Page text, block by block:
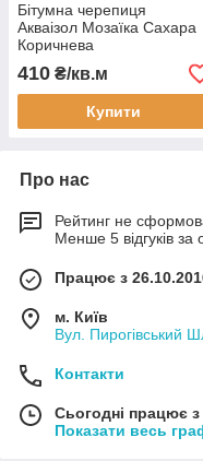
Бітумна черепиця
Акваізол Мозаїка Сахара
Коричнева
410 ₴/кв.м
Купити
Про нас
Рейтинг не
Менше 5 відгуків за
Працює з
м. Київ
Вул. Пирогівський
Контакти
Сьогодні працює
Показати весь